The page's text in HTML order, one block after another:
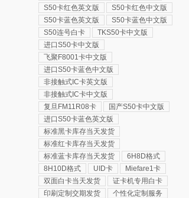
S50卡红色英文版
S50卡红色中文版
S50卡蓝色英文版
S50卡蓝色中文版
S50连号白卡
TKS50卡中文版
进口S50卡中文版
飞聚F8001卡中文版
进口S50卡蓝色中文版
非接触式IC卡英文版
非接触式IC卡中文版
复旦FM11R08卡
国产S50卡中文版
进口S50卡蓝色英文版
标准黑卡库存当天发货
标准红卡库存当天发货
标准蓝卡库存当天发货
6H8D格式
8H10D格式
UID卡
Miefare1卡
双面白卡当天发货
证卡机专用白卡
印刷定制交期发货
个性化定制服务